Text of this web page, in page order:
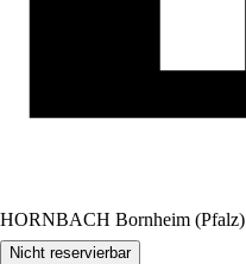
HORNBACH Bornheim (Pfalz)
Nicht reservierbar